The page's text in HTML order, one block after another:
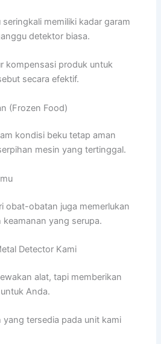
memiliki kadar garam
detektor biasa.
kompensasi produk untuk
secara efektif.
(Frozen Food)
kondisi beku tetap aman
mesin yang tertinggal.
obat-obatan juga memerlukan
yang serupa.
Detector Kami
alat, tapi memberikan
Anda.
yang tersedia pada unit kami